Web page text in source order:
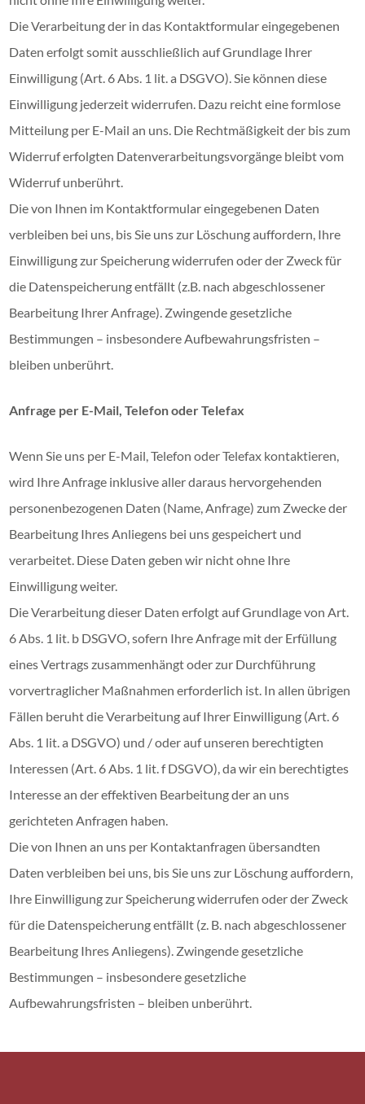
Die Verarbeitung der in das Kontaktformular eingegebenen
Daten erfolgt somit ausschließlich auf Grundlage Ihrer
Einwilligung (Art. 6 Abs. 1 lit. a DSGVO). Sie können diese
Einwilligung jederzeit widerrufen. Dazu reicht eine formlose
Mitteilung per E-Mail an uns. Die Rechtmäßigkeit der bis zum
Widerruf erfolgten Datenverarbeitungsvorgänge bleibt vom
Widerruf unberührt.
Die von Ihnen im Kontaktformular eingegebenen Daten
verbleiben bei uns, bis Sie uns zur Löschung auffordern, Ihre
Einwilligung zur Speicherung widerrufen oder der Zweck für
die Datenspeicherung entfällt (z.B. nach abgeschlossener
Bearbeitung Ihrer Anfrage). Zwingende gesetzliche
Bestimmungen – insbesondere Aufbewahrungsfristen –
bleiben unberührt.
Anfrage per E-Mail, Telefon oder Telefax
Wenn Sie uns per E-Mail, Telefon oder Telefax kontaktieren,
wird Ihre Anfrage inklusive aller daraus hervorgehenden
personenbezogenen Daten (Name, Anfrage) zum Zwecke der
Bearbeitung Ihres Anliegens bei uns gespeichert und
verarbeitet. Diese Daten geben wir nicht ohne Ihre
Einwilligung weiter.
Die Verarbeitung dieser Daten erfolgt auf Grundlage von Art.
6 Abs. 1 lit. b DSGVO, sofern Ihre Anfrage mit der Erfüllung
eines Vertrags zusammenhängt oder zur Durchführung
vorvertraglicher Maßnahmen erforderlich ist. In allen übrigen
Fällen beruht die Verarbeitung auf Ihrer Einwilligung (Art. 6
Abs. 1 lit. a DSGVO) und / oder auf unseren berechtigten
Interessen (Art. 6 Abs. 1 lit. f DSGVO), da wir ein berechtigtes
Interesse an der effektiven Bearbeitung der an uns
gerichteten Anfragen haben.
Die von Ihnen an uns per Kontaktanfragen übersandten
Daten verbleiben bei uns, bis Sie uns zur Löschung auffordern,
Ihre Einwilligung zur Speicherung widerrufen oder der Zweck
für die Datenspeicherung entfällt (z. B. nach abgeschlossener
Bearbeitung Ihres Anliegens). Zwingende gesetzliche
Bestimmungen – insbesondere gesetzliche
Aufbewahrungsfristen – bleiben unberührt.